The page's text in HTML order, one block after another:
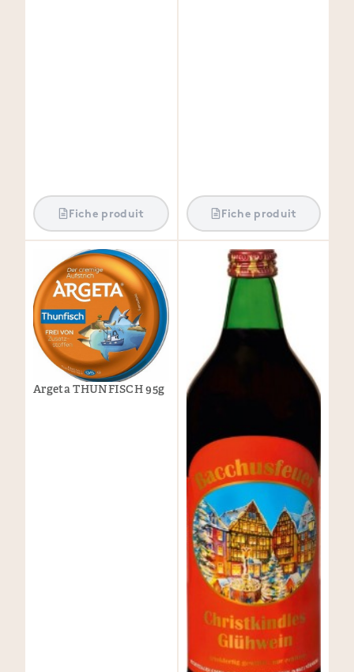
Fiche produit Fiche produit
Argeta THUNFISCH 95g